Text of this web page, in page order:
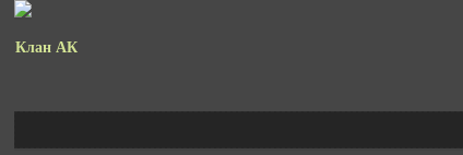
Клан АК